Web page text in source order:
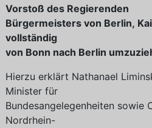
Vorstoß des Regierenden
Bürgermeisters von Berlin,
vollständig
von Bonn nach Berlin
Hierzu erklärt Nathanael
Minister für
Bundesangelegenheiten sowie
Nordrhein-